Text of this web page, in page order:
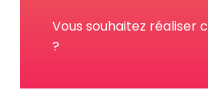
Vous souhaitez réaliser
?